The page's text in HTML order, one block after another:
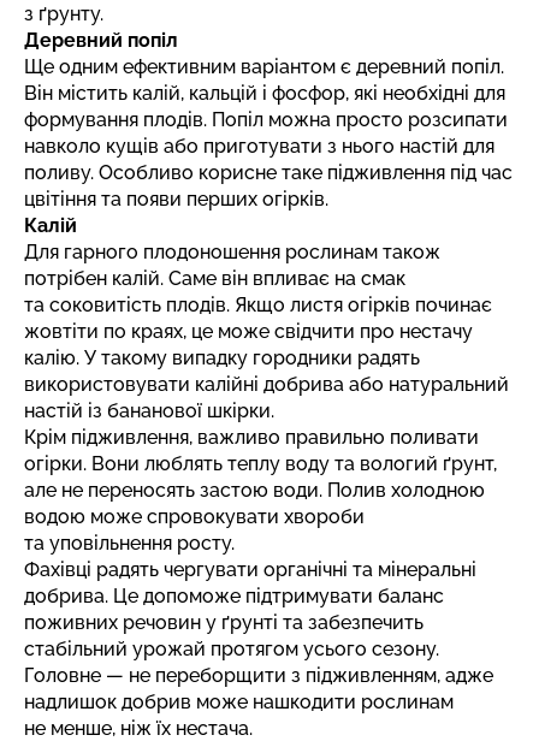
з ґрунту.
Деревний попіл
Ще одним ефективним варіантом є деревний попіл.
Він містить калій, кальцій і фосфор, які необхідні для
формування плодів. Попіл можна просто розсипати
навколо кущів або приготувати з нього настій для
поливу. Особливо корисне таке підживлення під час
цвітіння та появи перших огірків.
Калій
Для гарного плодоношення рослинам також
потрібен калій. Саме він впливає на смак
та соковитість плодів. Якщо листя огірків починає
жовтіти по краях, це може свідчити про нестачу
калію. У такому випадку городники радять
використовувати калійні добрива або натуральний
настій із бананової шкірки.
Крім підживлення, важливо правильно поливати
огірки. Вони люблять теплу воду та вологий ґрунт,
але не переносять застою води. Полив холодною
водою може спровокувати хвороби
та уповільнення росту.
Фахівці радять чергувати органічні та мінеральні
добрива. Це допоможе підтримувати баланс
поживних речовин у ґрунті та забезпечить
стабільний урожай протягом усього сезону.
Головне — не переборщити з підживленням, адже
надлишок добрив може нашкодити рослинам
не менше, ніж їх нестача.